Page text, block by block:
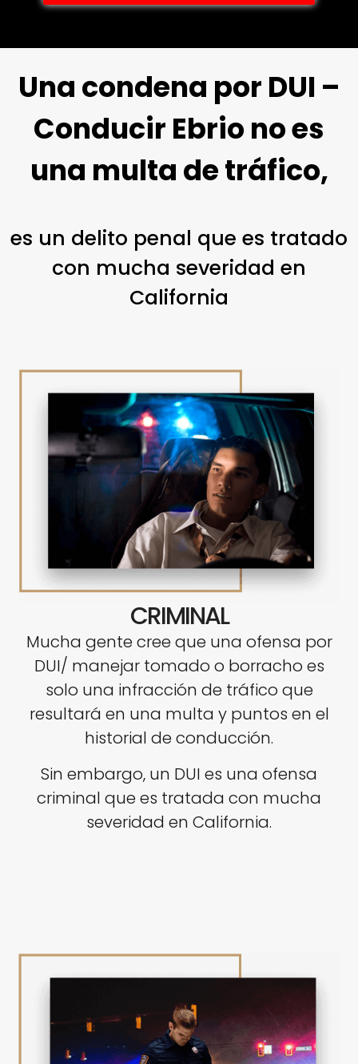
Una condena por DUI –
Conducir Ebrio no es
una multa de tráfico,
es un delito penal que es tratado
con mucha severidad en
California
CRIMINAL
Mucha gente cree que una ofensa por
DUI/ manejar tomado o borracho es
solo una infracción de tráfico que
resultará en una multa y puntos en el
historial de conducción.
Sin embargo, un DUI es una ofensa
criminal que es tratada con mucha
severidad en California.